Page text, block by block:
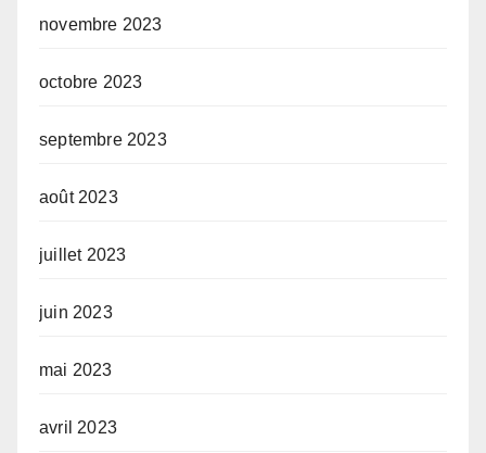
novembre 2023
octobre 2023
septembre 2023
août 2023
juillet 2023
juin 2023
mai 2023
avril 2023